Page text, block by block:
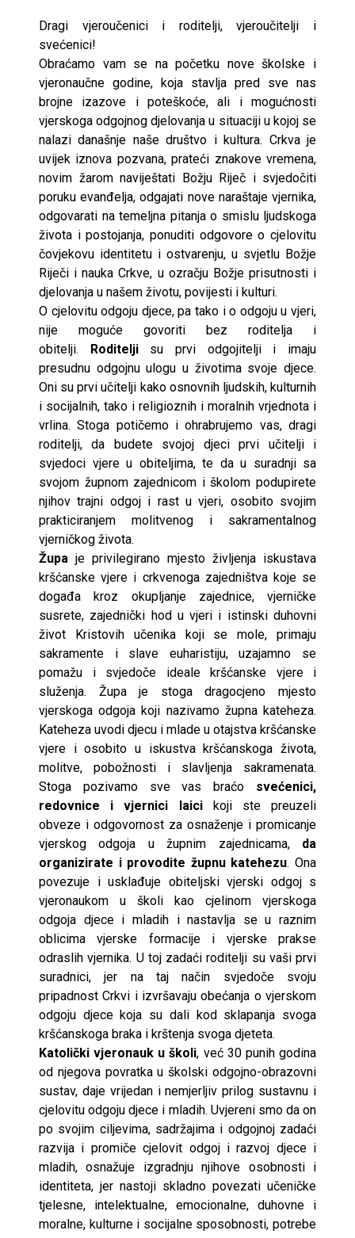
Dragi vjeroučenici i roditelji, vjeroučitelji i
svećenici!
Obraćamo vam se na početku nove školske i
vjeronaučne godine, koja stavlja pred sve nas
brojne izazove i poteškoće, ali i mogućnosti
vjerskoga odgojnog djelovanja u situaciji u kojoj se
nalazi današnje naše društvo i kultura. Crkva je
uvijek iznova pozvana, prateći znakove vremena,
novim žarom naviještati Božju Riječ i svjedočiti
poruku evanđelja, odgajati nove naraštaje vjernika,
odgovarati na temeljna pitanja o smislu ljudskoga
života i postojanja, ponuditi odgovore o cjelovitu
čovjekovu identitetu i ostvarenju, u svjetlu Božje
Riječi i nauka Crkve, u ozračju Božje prisutnosti i
djelovanja u našem životu, povijesti i kulturi.
O cjelovitu odgoju djece, pa tako i o odgoju u vjeri,
nije moguće govoriti bez roditelja i
obitelji. Roditeljisu prvi odgojitelji i imaju
presudnu odgojnu ulogu u životima svoje djece.
Oni su prvi učitelji kako osnovnih ljudskih, kulturnih
i socijalnih, tako i religioznih i moralnih vrjednota i
vrlina. Stoga potičemo i ohrabrujemo vas, dragi
roditelji, da budete svojoj djeci prvi učitelji i
svjedoci vjere u obiteljima, te da u suradnji sa
svojom župnom zajednicom i školom podupirete
njihov trajni odgoj i rast u vjeri, osobito svojim
prakticiranjem molitvenog i sakramentalnog
vjerničkog života.
Župa je privilegirano mjesto življenja iskustava
kršćanske vjere i crkvenoga zajedništva koje se
događa kroz okupljanje zajednice, vjerničke
susrete, zajednički hod u vjeri i istinski duhovni
život Kristovih učenika koji se mole, primaju
sakramente i slave euharistiju, uzajamno se
pomažu i svjedoče ideale kršćanske vjere i
služenja. Župa je stoga dragocjeno mjesto
vjerskoga odgoja koji nazivamo župna kateheza.
Kateheza uvodi djecu i mlade u otajstva kršćanske
vjere i osobito u iskustva kršćanskoga života,
molitve, pobožnosti i slavljenja sakramenata.
Stoga pozivamo sve vas braćo svećenici,
redovnice i vjernici laicikoji ste preuzeli
obveze i odgovornost za osnaženje i promicanje
vjerskog odgoja u župnim zajednicama, da
organizirate i provodite župnu katehezu. Ona
povezuje i usklađuje obiteljski vjerski odgoj s
vjeronaukom u školi kao cjelinom vjerskoga
odgoja djece i mladih i nastavlja se u raznim
oblicima vjerske formacije i vjerske prakse
odraslih vjernika. U toj zadaći roditelji su vaši prvi
suradnici, jer na taj način svjedoče svoju
pripadnost Crkvi i izvršavaju obećanja o vjerskom
odgoju djece koja su dali kod sklapanja svoga
kršćanskoga braka i krštenja svoga djeteta.
Katolički vjeronauk u školi, već 30 punih godina
od njegova povratka u školski odgojno-obrazovni
sustav, daje vrijedan i nemjerljiv prilog sustavnu i
cjelovitu odgoju djece i mladih. Uvjereni smo da on
po svojim ciljevima, sadržajima i odgojnoj zadaći
razvija i promiče cjelovit odgoj i razvoj djece i
mladih, osnažuje izgradnju njihove osobnosti i
identiteta, jer nastoji skladno povezati učeničke
tjelesne, intelektualne, emocionalne, duhovne i
moralne, kulturne i socijalne sposobnosti, potrebe